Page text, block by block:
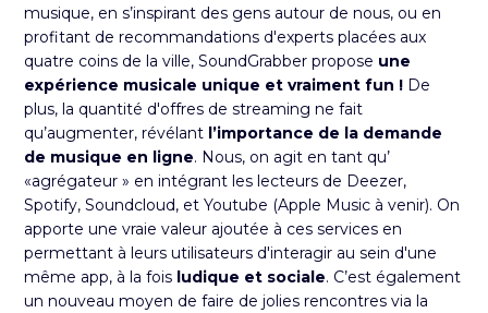
musique, en s’inspirant des gens autour de nous, ou en
profitant de recommandations d'experts placées aux
quatre coins de la ville, SoundGrabber propose une
expérience musicale unique et vraiment fun ! De
plus, la quantité d'offres de streaming ne fait
qu’augmenter, révélant l’importance de la demande
de musique en ligne. Nous, on agit en tant qu’
«agrégateur » en intégrant les lecteurs de Deezer,
Spotify, Soundcloud, et Youtube (Apple Music à venir). On
apporte une vraie valeur ajoutée à ces services en
permettant à leurs utilisateurs d'interagir au sein d'une
même app, à la fois ludique et sociale. C’est également
un nouveau moyen de faire de jolies rencontres via la